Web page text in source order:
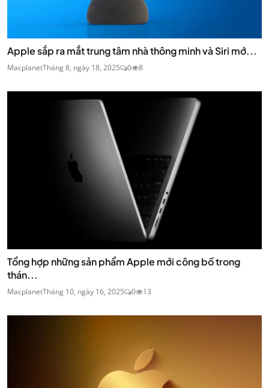
Apple sắp ra mắt trung tâm nhà thông minh và Siri mớ...
MacplanetTháng 8, ngày 18, 2025 0 8
Tổng hợp những sản phẩm Apple mới công bố trong
thán...
MacplanetTháng 10, ngày 16, 2025 0 13